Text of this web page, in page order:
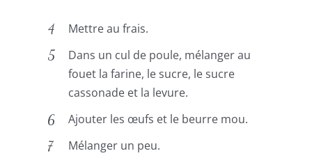
Mettre au frais.
Dans un cul de poule, mélanger au
fouet la farine, le sucre, le sucre
cassonade et la levure.
Ajouter les œufs et le beurre mou.
Mélanger un peu.